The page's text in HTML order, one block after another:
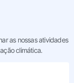
as nossasatividades
climática.